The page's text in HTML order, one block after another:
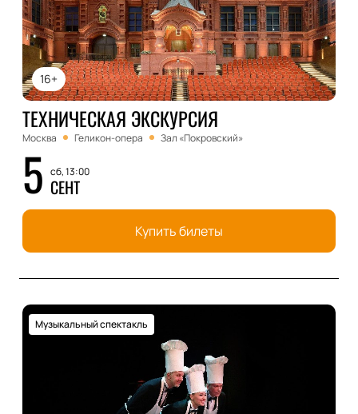
16+
ТЕХНИЧЕСКАЯ ЭКСКУРСИЯ
Москва Геликон-опера Зал «Покровский»
5 сб, 13:00
СЕНТ
Купить билеты
Музыкальный спектакль